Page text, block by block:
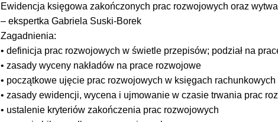
Ewidencja księgowa zakończonych prac rozwojowych oraz
– ekspertka Gabriela Suski-Borek
Zagadnienia:
• definicja prac rozwojowych w świetle przepisów; podział na
• zasady wyceny nakładów na prace rozwojowe
• początkowe ujęcie prac rozwojowych w księgach rachunkowych
• zasady ewidencji, wycena i ujmowanie w czasie trwania prac
• ustalenie kryteriów zakończenia prac rozwojowych